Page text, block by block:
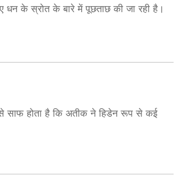
धन के स्रोत के बारे में पूछताछ की जा रही है।
साफ होता है कि अतीक ने हिडेन रूप से कई